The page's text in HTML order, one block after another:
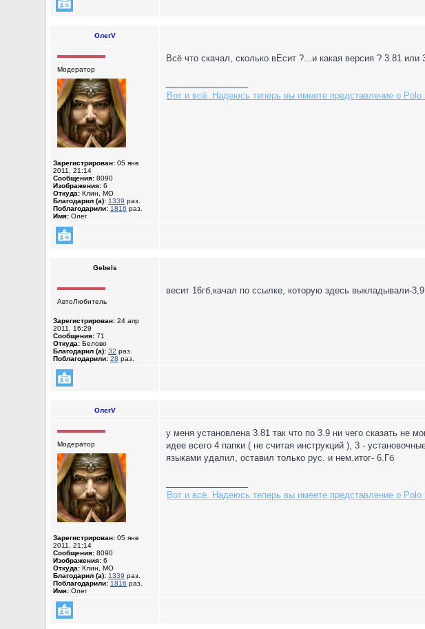
ОлегV
Модератор
Зарегистрирован: 05 янв
2011, 21:14
Сообщения: 8090
Изображения: 6
Откуда: Клин, МО
Благодарил (а): 1339 раз.
Поблагодарили: 1816 раз.
Имя: Олег
Всё что скачал, сколько вЕсит ?...и какая версия ? 3.81 или
Вот и всё. Надеюсь теперь вы имеете представление о Polo
Gebels
АвтоЛюбитель
Зарегистрирован: 24 апр
2011, 16:29
Сообщения: 71
Откуда: Белово
Благодарил (а): 32 раз.
Поблагодарили: 28 раз.
весит 16гб,качал по ссылке, которую здесь выкладывали-3,9
ОлегV
Модератор
Зарегистрирован: 05 янв
2011, 21:14
Сообщения: 8090
Изображения: 6
Откуда: Клин, МО
Благодарил (а): 1339 раз.
Поблагодарили: 1816 раз.
Имя: Олег
у меня установлена 3.81 так что по 3.9 ни чего сказать
идее всего 4 папки ( не считая инструкций ), 3 -
языками удалил, оставил только рус. и нем.итог- 6.Гб
Вот и всё. Надеюсь теперь вы имеете представление о Polo